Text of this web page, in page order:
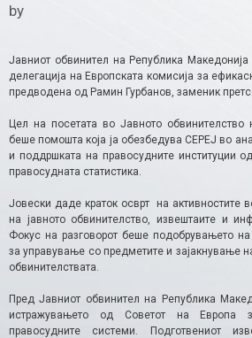
by
Јавниот обвинител на Република
делегација на Европската комисија за
предводена од Рамин Гурбанов, заменик
Цел на посетата во Јавното обвинителство
беше помошта која ја обезбедува СЕРЕЈ во
и поддршката на правосудните институции
правосудната статистика.
Јовески даде краток осврт на активностите
на јавното обвинителство, извештаите и
Фокус на разговорот беше подобрувањето
за управување со предметите и зајакнување
обвинителствата.
Пред Јавниот обвинител на Република
истражувањето од Советот на Европа
правосудните системи. Подготвениот